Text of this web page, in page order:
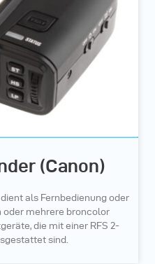
(Canon)
als Fernbedienung oder
oder mehrere broncolor
die mit einer RFS 2-
sind.